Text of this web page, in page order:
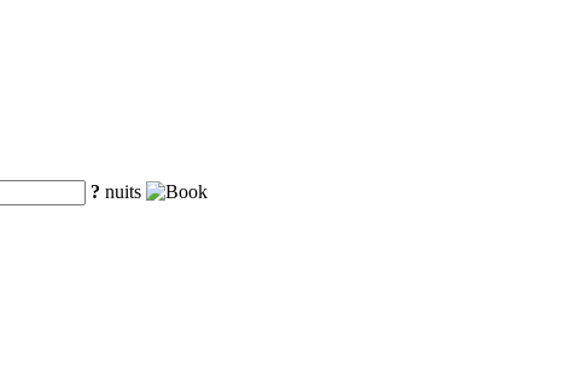
? nuits